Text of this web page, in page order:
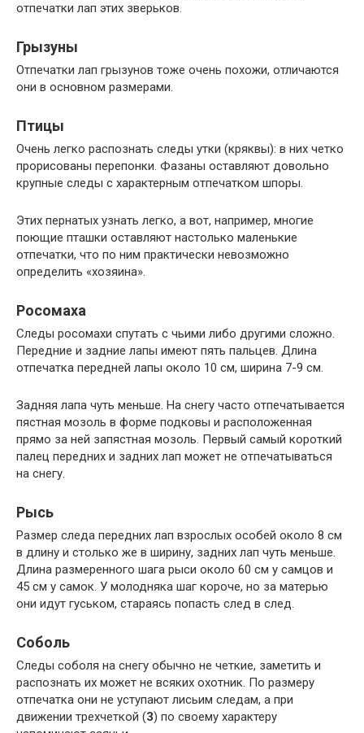
отпечатки лап этих зверьков.
Грызуны
Отпечатки лап грызунов тоже очень похожи, отличаются
они в основном размерами.
Птицы
Очень легко распознать следы утки (кряквы): в них четко
прорисованы перепонки. Фазаны оставляют довольно
крупные следы с характерным отпечатком шпоры.
Этих пернатых узнать легко, а вот, например, многие
поющие пташки оставляют настолько маленькие
отпечатки, что по ним практически невозможно
определить «хозяина».
Росомаха
Следы росомахи спутать с чьими либо другими сложно.
Передние и задние лапы имеют пять пальцев. Длина
отпечатка передней лапы около 10 см, ширина 7-9 см.
Задняя лапа чуть меньше. На снегу часто отпечатывается
пястная мозоль в форме подковы и расположенная
прямо за ней запястная мозоль. Первый самый короткий
палец передних и задних лап может не отпечатываться
на снегу.
Рысь
Размер следа передних лап взрослых особей около 8 см
в длину и столько же в ширину, задних лап чуть меньше.
Длина размеренного шага рыси около 60 см у самцов и
45 см у самок. У молодняка шаг короче, но за матерью
они идут гуськом, стараясь попасть след в след.
Соболь
Следы соболя на снегу обычно не четкие, заметить и
распознать их может не всяких охотник. По размеру
отпечатка они не уступают лисьим следам, а при
движении трехчеткой (3) по своему характеру